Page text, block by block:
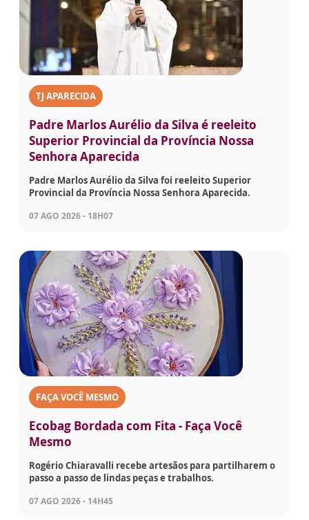
TJ APARECIDA
Padre Marlos Aurélio da Silva é reeleito
Superior Provincial da Província Nossa
Senhora Aparecida
Padre Marlos Aurélio da Silva foi reeleito Superior
Provincial da Província Nossa Senhora Aparecida.
07 AGO 2026 - 18H07
FAÇA VOCÊ MESMO
Ecobag Bordada com Fita - Faça Você
Mesmo
Rogério Chiaravalli recebe artesãos para partilharem o
passo a passo de lindas peças e trabalhos.
07 AGO 2026 - 14H45